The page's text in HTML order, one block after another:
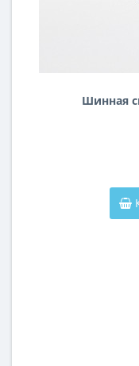
Шинная